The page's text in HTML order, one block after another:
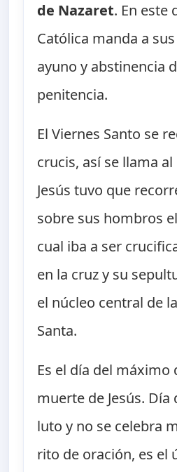
de Nazaret. En este
Católica manda a
ayuno y abstinencia
penitencia.
El Viernes Santo se
crucis, así se llama
Jesús tuvo que
sobre sus hombros
cual iba a ser
en la cruz y su
el núcleo central de
Santa.
Es el día del máximo
muerte de Jesús.
luto y no se celebra
rito de oración, es el